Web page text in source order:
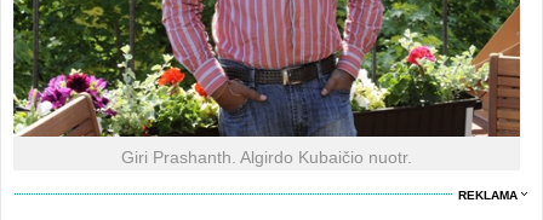
Giri Prashanth. Algirdo Kubaičio nuotr.
REKLAMA